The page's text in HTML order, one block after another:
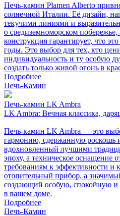
Печь-камин Plamen Alberto
солнечной Италии. Её дизайн,
текучими линиями и
о средиземноморском побережье,
конструкция гарантирует, что
годы. Это выбор для тех, кто
индивидуальность и ту особую
создать только живой огонь в
Подробнее
Печь-Камин
Печь-камин LK Ambra
LK Ambra: Вечная классика,
Печь-камин LK Ambra — это
гармонию, сдержанную роскошь
вдохновленный лучшими
эпоху, а техническое оснащение
требованиям к эффективности и
отопительный прибор, а
создающий особую, спокойную и
в вашем доме.
Подробнее
Печь-Камин